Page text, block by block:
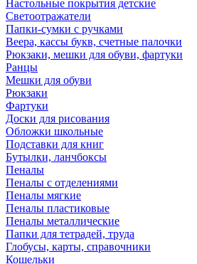
Настольные покрытия детские
Светоотражатели
Папки-сумки с ручками
Веера, кассы букв, счетные палочки
Рюкзаки, мешки для обуви, фартуки
Ранцы
Мешки для обуви
Рюкзаки
Фартуки
Доски для рисования
Обложки школьные
Подставки для книг
Бутылки, ланчбоксы
Пеналы
Пеналы с отделениями
Пеналы мягкие
Пеналы пластиковые
Пеналы металлические
Папки для тетрадей, труда
Глобусы, карты, справочники
Кошельки